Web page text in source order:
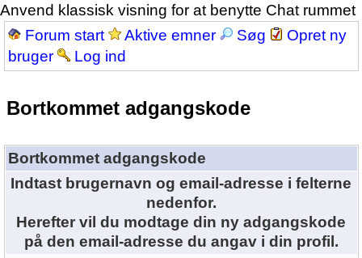
Anvend klassisk visning for at benytte Chat rummet
Forum start
Aktive emner Søg
Opret ny
bruger
Log ind
Bortkommet adgangskode
Bortkommet adgangskode
Indtast brugernavn og email-adresse i felterne
nedenfor.
Herefter vil du modtage din ny adgangskode
på den email-adresse du angav i din profil.